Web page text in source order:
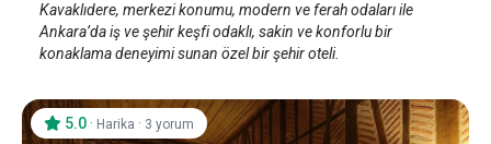
Kavaklıdere, merkezi konumu, modern ve ferah odaları ile
Ankara’da iş ve şehir keşfi odaklı, sakin ve konforlu bir
konaklama deneyimi sunan özel bir şehir oteli.
5.0 · Harika · 3 yorum